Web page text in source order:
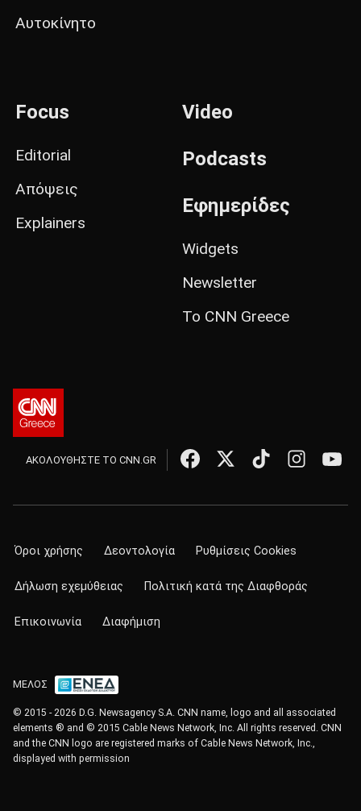
Αυτοκίνητο
Focus
Editorial
Απόψεις
Explainers
Video
Podcasts
Εφημερίδες
Widgets
Newsletter
Το CNN Greece
ΑΚΟΛΟΥΘΗΣΤΕ ΤΟ CNN.GR
Όροι χρήσης Δεοντολογία Ρυθμίσεις Cookies
Δήλωση εχεμύθειας Πολιτική κατά της Διαφθοράς
Επικοινωνία Διαφήμιση
ΜΕΛΟΣ
© 2015 - 2026 D.G. Newsagency S.A. CNN name, logo and all associated
elements ® and © 2015 Cable News Network, Inc. All rights reserved. CNN
and the CNN logo are registered marks of Cable News Network, Inc.,
displayed with permission